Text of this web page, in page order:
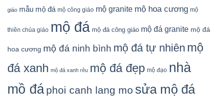
giáo mẫu mộ đá mộ công giáo mộ granite mộ hoa cương mộ
thiên chúa giáo mộ đá mộ đá công giáo mộ đá granite mộ đá
hoa cương mộ đá ninh bình mộ đá tự nhiên mộ
đá xanh mộ đá xanh rêu mộ đá đẹp mộ đạo nhà
mồ đá phoi canh lang mo sửa mộ đá